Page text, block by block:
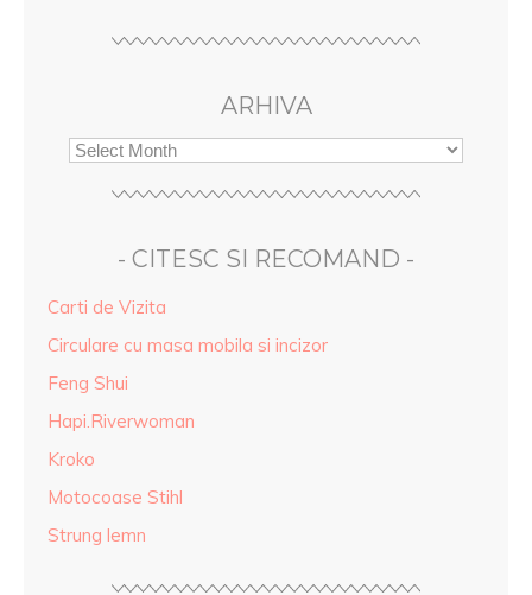
ARHIVA
- CITESC SI RECOMAND -
Carti de Vizita
Circulare cu masa mobila si incizor
Feng Shui
Hapi.Riverwoman
Kroko
Motocoase Stihl
Strung lemn